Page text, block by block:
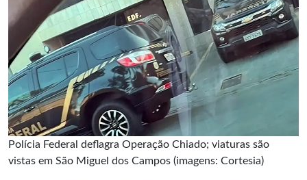
Polícia Federal deflagra Operação Chiado; viaturas são
vistas em São Miguel dos Campos (imagens: Cortesia)